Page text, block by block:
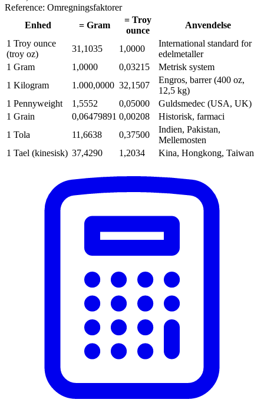
Reference: Omregningsfaktorer
Enhed
= Gram
= Troy
ounce
Anvendelse
1 Troy ounce
(troy oz)
31,1035 1,0000
International standard for
edelmetaller
1 Gram
1,0000 0,03215
Metrisk system
1 Kilogram
1.000,0000 32,1507
Engros, barrer (400 oz,
12,5 kg)
1 Pennyweight
1,5552 0,05000
Guldsmedec (USA, UK)
1 Grain
0,06479891 0,00208
Historisk, farmaci
1 Tola
11,6638 0,37500
Indien, Pakistan,
Mellemosten
1 Tael (kinesisk) 37,4290 1,2034 Kina, Hongkong, Taiwan